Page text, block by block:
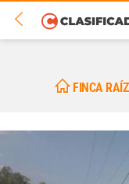
FINCA RAÍZ